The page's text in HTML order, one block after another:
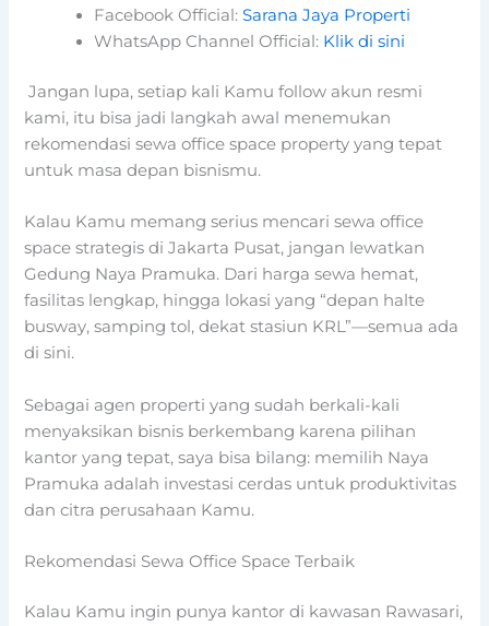
Facebook Official:Sarana Jaya Properti
WhatsApp Channel Official: Klik di sini
Jangan lupa, setiap kali Kamu follow akun resmi
kami, itu bisa jadi langkah awal menemukan
rekomendasi sewa office space property yang tepat
untuk masa depan bisnismu.
Kalau Kamu memang serius mencari sewa office
space strategis di Jakarta Pusat, jangan lewatkan
Gedung Naya Pramuka. Dari harga sewa hemat,
fasilitas lengkap, hingga lokasi yang “depan halte
busway, samping tol, dekat stasiun KRL”—semua ada
di sini.
Sebagai agen properti yang sudah berkali-kali
menyaksikan bisnis berkembang karena pilihan
kantor yang tepat, saya bisa bilang: memilih Naya
Pramuka adalah investasi cerdas untuk produktivitas
dan citra perusahaan Kamu.
Rekomendasi Sewa Office Space Terbaik
Kalau Kamu ingin punya kantor di kawasan Rawasari,